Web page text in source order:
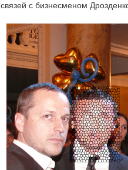
связей с бизнесменом